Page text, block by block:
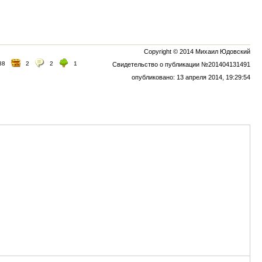
Copyright © 2014 Михаил Юдовский
Свидетельство о публикации №201404131491
опубликовано: 13 апреля 2014, 19:29:54
2 2 1